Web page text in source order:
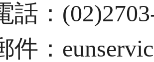
話：
件：